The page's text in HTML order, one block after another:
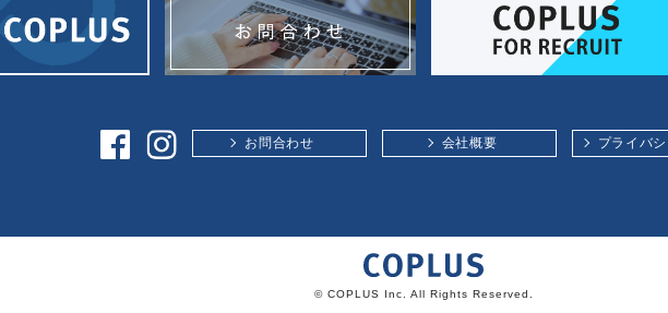
お問合わせ 会社概要 プライバ
© COPLUS Inc. All Rights Reserved.